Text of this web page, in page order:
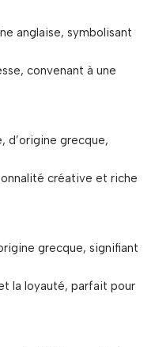
anglaise, symbolisant
convenant à une
d’origine grecque,
créative et riche
grecque, signifiant
la loyauté, parfait pour